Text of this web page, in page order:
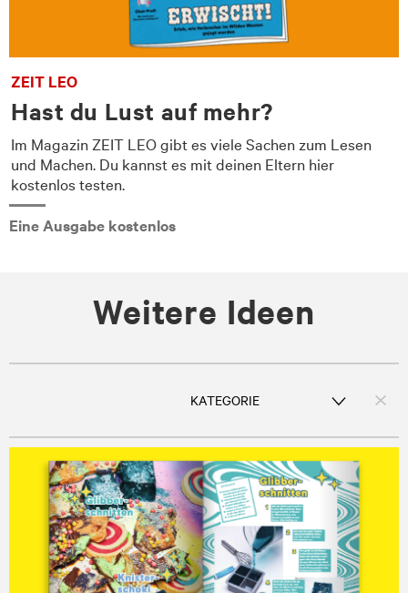
ZEIT LEO
Hast du Lust auf mehr?
Im Magazin ZEIT LEO gibt es viele Sachen zum Lesen
und Machen. Du kannst es mit deinen Eltern hier
kostenlos testen.
Eine Ausgabe kostenlos
Weitere Ideen